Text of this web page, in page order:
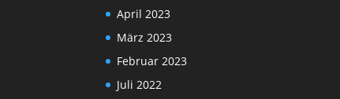
April 2023
März 2023
Februar 2023
Juli 2022